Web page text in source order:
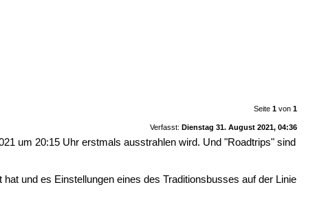
Seite 1von 1
Verfasst: Dienstag 31. August 2021, 04:36
um 20:15 Uhr erstmals ausstrahlen wird. Und "Roadtrips" sind
und es Einstellungen eines des Traditionsbusses auf der Linie